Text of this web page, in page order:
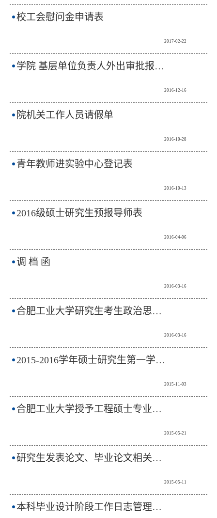
校工会慰问金申请表
2017-02-22
学院 基层单位负责人外出审批报告单
2016-12-16
院机关工作人员请假单
2016-10-28
青年教师进实验中心登记表
2016-10-13
2016级硕士研究生预报导师表
2016-04-06
调 档 函
2016-03-16
合肥工业大学研究生考生政治思想表现调查表
2016-03-16
2015-2016学年硕士研究生第一学期专业课课程表
2015-11-03
合肥工业大学授予工程硕士专业学位工作办法
2015-05-21
研究生发表论文、毕业论文相关内容审核表
2015-05-11
本科毕业设计阶段工作日志管理办法